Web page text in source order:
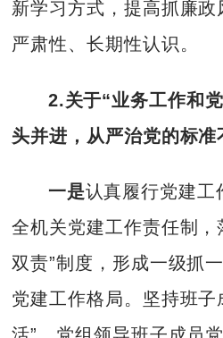
新学习方式，提高抓廉政
严肃性、长期性认识。
2.关于“业务工作和
头并进，从严治党的标准
一是认真履行党建工
全机关党建工作责任制，
双责”制度，形成一级抓
党建工作格局。坚持班子